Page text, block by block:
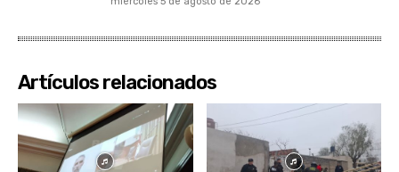
Artículos relacionados